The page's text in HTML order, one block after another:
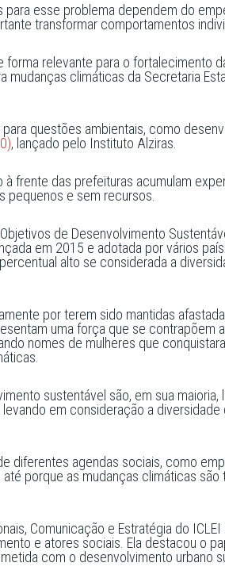
esse problema dependem do
transformar comportamentos
relevante para o fortalecimento
mudanças climáticas da Secretaria
questões ambientais, como
, lançado pelo Instituto Alziras.
frente das prefeituras acumulam
pequenos e sem recursos.
de Desenvolvimento
em 2015 e adotada por vários
alto se considerada a
por terem sido mantidas
uma força que se contrapõem
nomes de mulheres que
sustentável são, em sua
em consideração a diversidade
diferentes agendas sociais, como
porque as mudanças climáticas
Comunicação e Estratégia do
e atores sociais. Ela destacou o
com o desenvolvimento urbano